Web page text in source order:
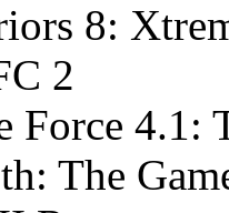
8:
2
Force
The